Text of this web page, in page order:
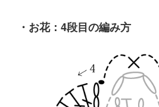
・お花：4段目の編み方